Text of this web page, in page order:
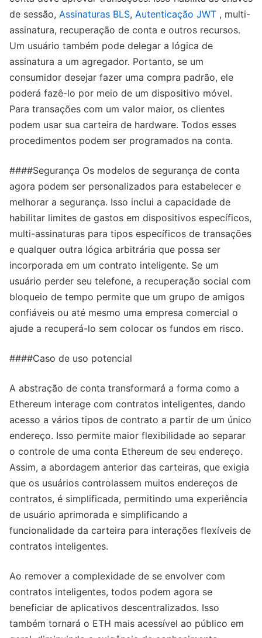
de sessão, Assinaturas BLS, Autenticação JWT , multi-
assinatura, recuperação de conta e outros recursos.
Um usuário também pode delegar a lógica de
assinatura a um agregador. Portanto, se um
consumidor desejar fazer uma compra padrão, ele
poderá fazê-lo por meio de um dispositivo móvel.
Para transações com um valor maior, os clientes
podem usar sua carteira de hardware. Todos esses
procedimentos podem ser programados na conta.
####Segurança Os modelos de segurança de conta
agora podem ser personalizados para estabelecer e
melhorar a segurança. Isso inclui a capacidade de
habilitar limites de gastos em dispositivos específicos,
multi-assinaturas para tipos específicos de transações
e qualquer outra lógica arbitrária que possa ser
incorporada em um contrato inteligente. Se um
usuário perder seu telefone, a recuperação social com
bloqueio de tempo permite que um grupo de amigos
confiáveis ou até mesmo uma empresa comercial o
ajude a recuperá-lo sem colocar os fundos em risco.
####Caso de uso potencial
A abstração de conta transformará a forma como a
Ethereum interage com contratos inteligentes, dando
acesso a vários tipos de contrato a partir de um único
endereço. Isso permite maior flexibilidade ao separar
o controle de uma conta Ethereum de seu endereço.
Assim, a abordagem anterior das carteiras, que exigia
que os usuários controlassem muitos endereços de
contratos, é simplificada, permitindo uma experiência
de usuário aprimorada e simplificando a
funcionalidade da carteira para interações flexíveis de
contratos inteligentes.
Ao remover a complexidade de se envolver com
contratos inteligentes, todos podem agora se
beneficiar de aplicativos descentralizados. Isso
também tornará o ETH mais acessível ao público em